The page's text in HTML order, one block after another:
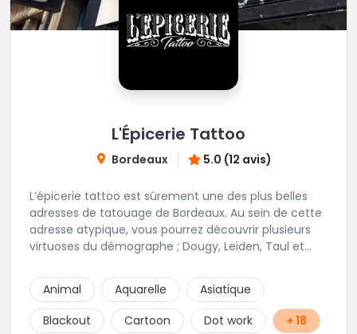
L'Épicerie Tattoo
Bordeaux 5.0 (12 avis)
L’épicerie tattoo est sûrement une des plus belles
adresses de tatouage de Bordeaux. Au sein de cette
adresse atypique, vous pourrez découvrir plusieurs
virtuoses du démographe ; Dougy, Leïden, Taul et
enfant et sympathique, vous pourrez demander
conseil pour votre tattoo. N'hésitez plus une seconde
pour rencontrer cette belle équipe !
Animal Aquarelle
Asiatique
Blackout
Cartoon Dot work + 18